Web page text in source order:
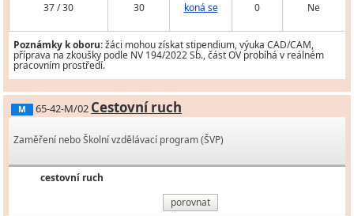
37 / 30 30 koná se 0 Ne
Poznámky k oboru:žáci mohou získat stipendium, výuka CAD/CAM,
příprava na zkoušky podle NV 194/2022 Sb., část OV probíhá v reálném
pracovním prostředí.
M 65-42-M/02 Cestovní ruch
Zaměření nebo Školní vzdělávací program (ŠVP)
cestovní ruch
porovnat